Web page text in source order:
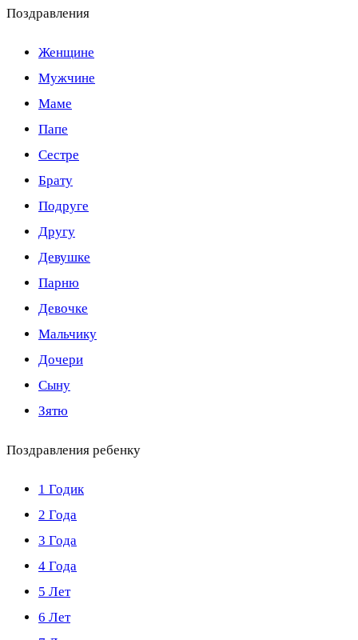
Поздравления
Женщине
Мужчине
Маме
Папе
Сестре
Брату
Подруге
Другу
Девушке
Парню
Девочке
Мальчику
Дочери
Сыну
Зятю
Поздравления ребенку
1 Годик
2 Года
3 Года
4 Года
5 Лет
6 Лет